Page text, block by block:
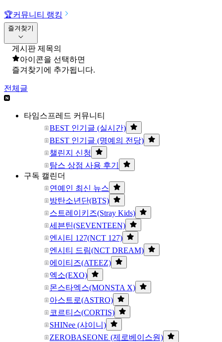
🏆커뮤니티 랭킹
즐겨찾기
게시판 제목의
아이콘을 선택하면
즐겨찾기에 추가됩니다.
전체글
타임스프레드 커뮤니티
BEST 인기글 (실시간)
BEST 인기글 (명예의 전당)
챌린지 신청
탐스 상점 사용 후기
구독 캘린더
연예인 최신 뉴스
방탄소년단(BTS)
스트레이키즈(Stray Kids)
세븐틴(SEVENTEEN)
엔시티 127(NCT 127)
엔시티 드림(NCT DREAM)
에이티즈(ATEEZ)
엑소(EXO)
몬스타엑스(MONSTA X)
아스트로(ASTRO)
코르티스(CORTIS)
SHINee (샤이니)
ZEROBASEONE (제로베이스원)